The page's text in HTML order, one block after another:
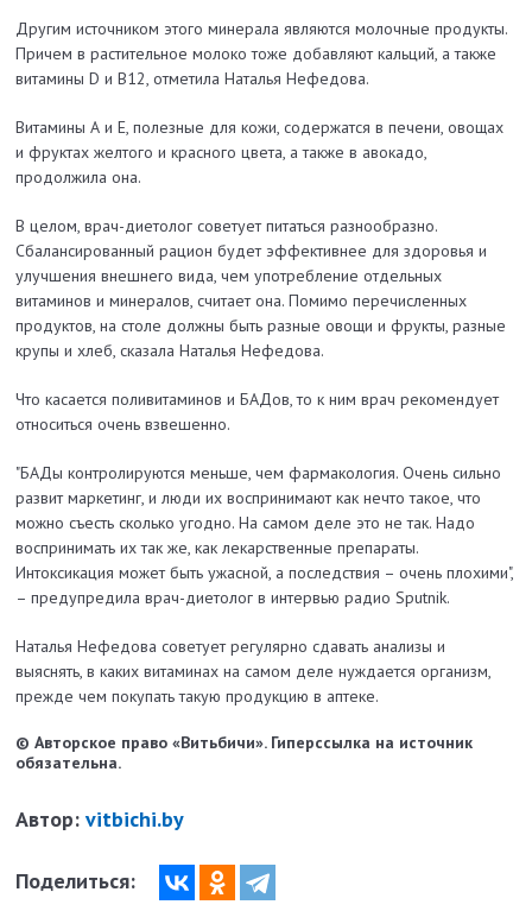
Другим источником этого минерала являются молочные продукты.
Причем в растительное молоко тоже добавляют кальций, а также
витамины D и B12, отметила Наталья Нефедова.
Витамины А и Е, полезные для кожи, содержатся в печени, овощах
и фруктах желтого и красного цвета, а также в авокадо,
продолжила она.
В целом, врач-диетолог советует питаться разнообразно.
Сбалансированный рацион будет эффективнее для здоровья и
улучшения внешнего вида, чем употребление отдельных
витаминов и минералов, считает она. Помимо перечисленных
продуктов, на столе должны быть разные овощи и фрукты, разные
крупы и хлеб, сказала Наталья Нефедова.
Что касается поливитаминов и БАДов, то к ним врач рекомендует
относиться очень взвешенно.
"БАДы контролируются меньше, чем фармакология. Очень сильно
развит маркетинг, и люди их воспринимают как нечто такое, что
можно съесть сколько угодно. На самом деле это не так. Надо
воспринимать их так же, как лекарственные препараты.
Интоксикация может быть ужасной, а последствия – очень плохими",
– предупредила врач-диетолог в интервью радио Sputnik.
Наталья Нефедова советует регулярно сдавать анализы и
выяснять, в каких витаминах на самом деле нуждается организм,
прежде чем покупать такую продукцию в аптеке.
© Авторское право «Витьбичи». Гиперссылка на источник
обязательна.
Автор:vitbichi.by
Поделиться: